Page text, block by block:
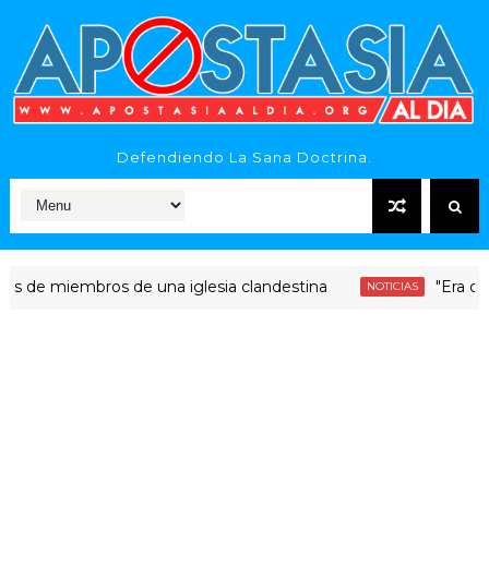
Defendiendo La Sana Doctrina.
de una iglesia clandestina NOTICIAS "Era dinero